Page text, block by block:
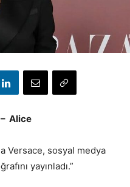
Alice
Versace, sosyal medya
yayınladı.”